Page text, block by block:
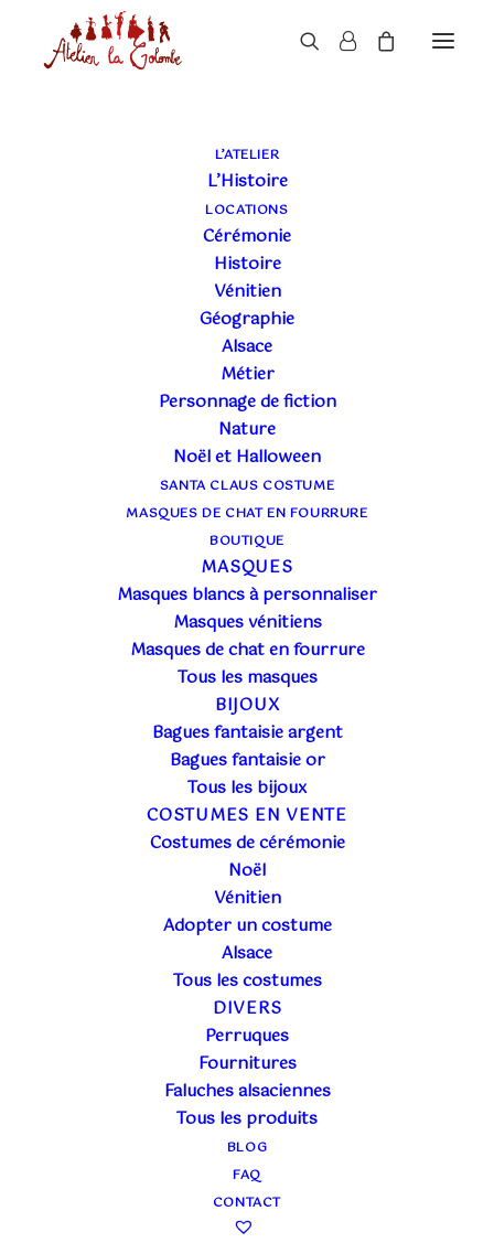
L’ATELIER
L’Histoire
LOCATIONS
Cérémonie
Histoire
Vénitien
Géographie
Alsace
Métier
Personnage de fiction
Nature
Noël et Halloween
SANTA CLAUS COSTUME
MASQUES DE CHAT EN FOURRURE
BOUTIQUE
MASQUES
Masques blancs à personnaliser
Masques vénitiens
Masques de chat en fourrure
Tous les masques
BIJOUX
Bagues fantaisie argent
Bagues fantaisie or
Tous les bijoux
COSTUMES EN VENTE
Costumes de cérémonie
Noël
Vénitien
Adopter un costume
Alsace
Tous les costumes
DIVERS
Perruques
Fournitures
Faluches alsaciennes
Tous les produits
BLOG
FAQ
CONTACT
GATTA ROSE FIORE
Dimension : 15.5 cm de haut sur 14.5 cm de large